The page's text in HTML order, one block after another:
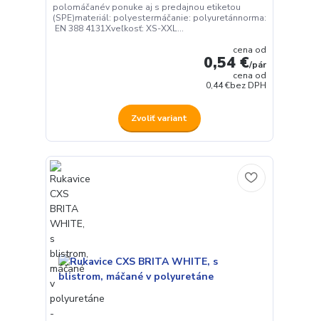
polomáčanév ponuke aj s predajnou etiketou
(SPE)materiál: polyestermáčanie: polyuretánnorma:
EN 388 4131Xveľkosť: XS-XXL...
cena od
0,54 €/pár
cena od
0,44 €bez DPH
Zvoliť variant